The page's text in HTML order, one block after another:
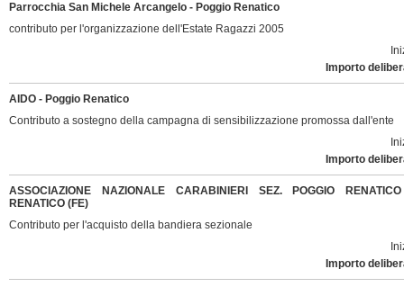
Parrocchia San Michele Arcangelo - Poggio Renatico
contributo per l'organizzazione dell'Estate Ragazzi 2005
Importo
AIDO - Poggio Renatico
Contributo a sostegno della campagna di sensibilizzazione promossa dall'ente
Importo
ASSOCIAZIONE NAZIONALE CARABINIERI SEZ. POGGIO
RENATICO (FE)
Contributo per l'acquisto della bandiera sezionale
Importo